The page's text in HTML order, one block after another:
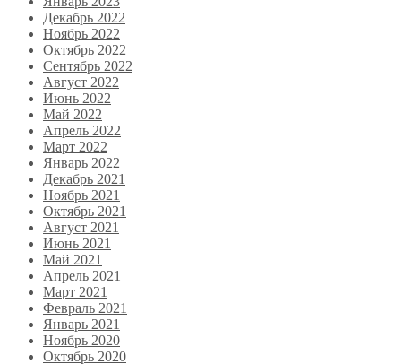
Декабрь 2022
Ноябрь 2022
Октябрь 2022
Сентябрь 2022
Август 2022
Июнь 2022
Май 2022
Апрель 2022
Март 2022
Январь 2022
Декабрь 2021
Ноябрь 2021
Октябрь 2021
Август 2021
Июнь 2021
Май 2021
Апрель 2021
Март 2021
Февраль 2021
Январь 2021
Ноябрь 2020
Октябрь 2020